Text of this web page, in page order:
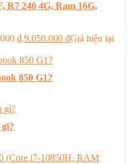
R7 240 4G, Ram 16G,
₫.9.050.000 ₫Giá hiện tại
850 G1?